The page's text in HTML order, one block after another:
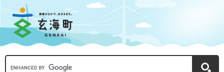
頭
で
す。
飛
ばGoogle
カ